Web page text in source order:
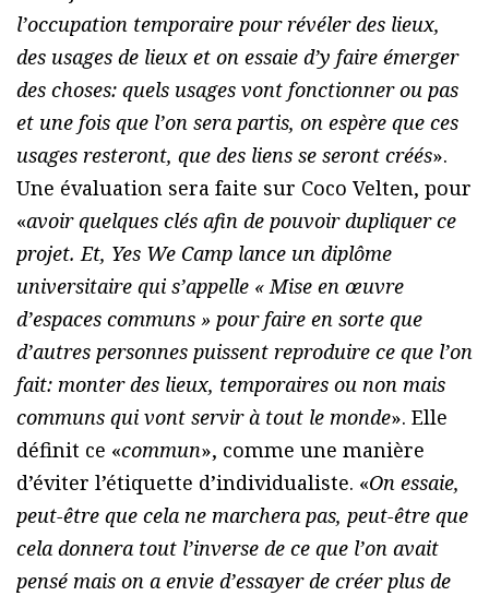
l’occupation temporaire pour révéler des lieux,
des usages de lieux et on essaie d’y faire émerger
des choses: quels usages vont fonctionner ou pas
et une fois que l’on sera partis, on espère que ces
usages resteront, que des liens se seront créés».
Une évaluation sera faite sur Coco Velten, pour
«avoir quelques clés afin de pouvoir dupliquer ce
projet. Et, Yes We Camp lance un diplôme
universitaire qui s’appelle « Mise en œuvre
d’espaces communs » pour faire en sorte que
d’autres personnes puissent reproduire ce que l’on
fait: monter des lieux, temporaires ou non mais
communs qui vont servir à tout le monde». Elle
définit ce «commun», comme une manière
d’éviter l’étiquette d’individualiste. «On essaie,
peut-être que cela ne marchera pas, peut-être que
cela donnera tout l’inverse de ce que l’on avait
pensé mais on a envie d’essayer de créer plus de